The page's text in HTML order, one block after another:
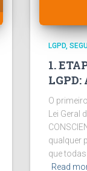
LGPD
1.
LGPD:
O
Lei
qualquer
que
Read